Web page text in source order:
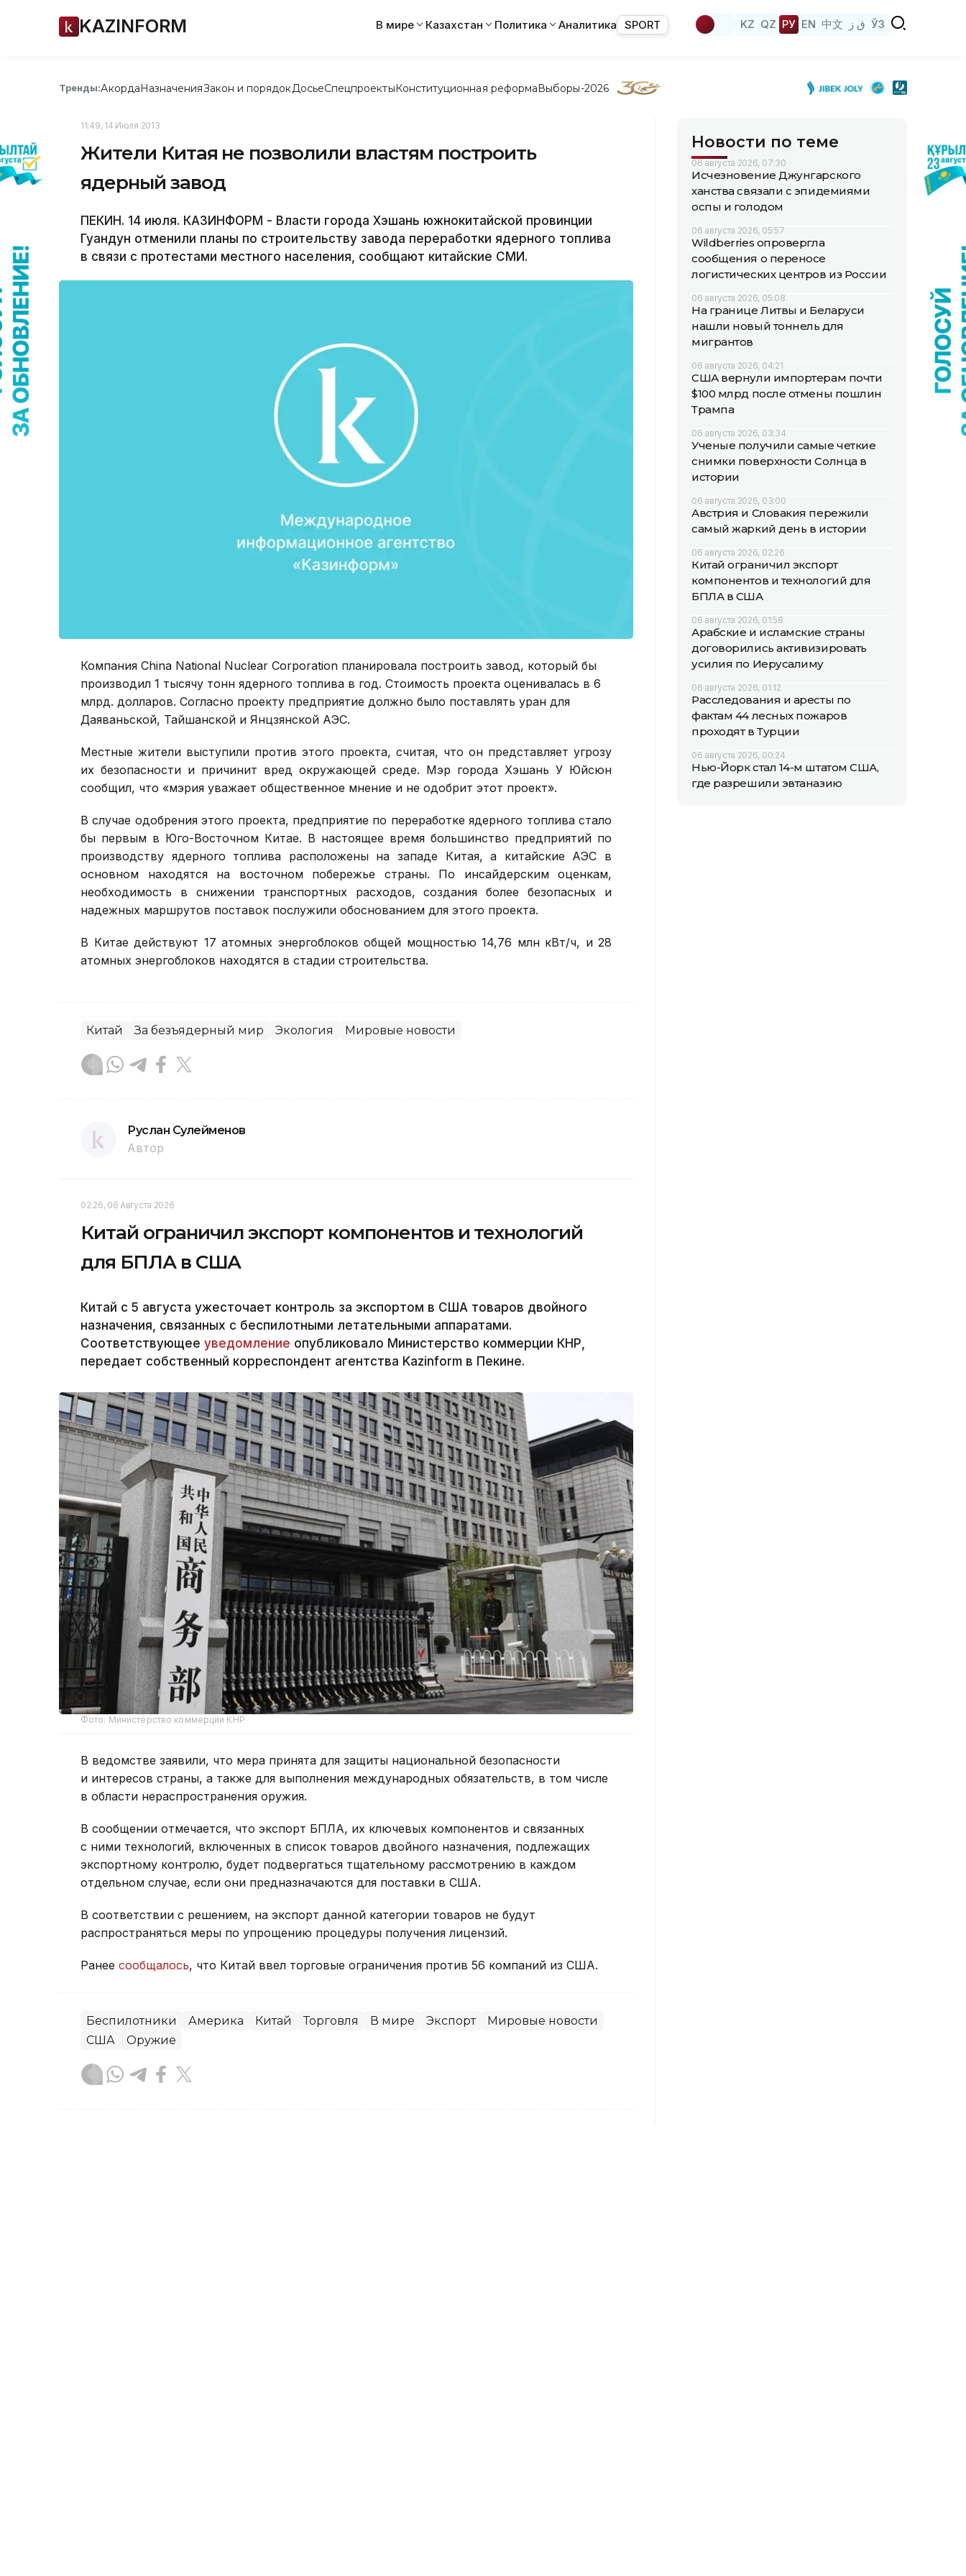
KAZINFORM В мире Казахстан Политика Аналитика SPORT KZ QZ РУ EN 中文 ق ز ЎЗ
Тренды:АкордаНазначенияЗакон и порядок ДосьеСпецпроектыКонституционная реформаВыборы-2026
11:49, 14 Июля 2013
Жители Китая не позволили властям построить
ядерный завод
ПЕКИН. 14 июля. КАЗИНФОРМ - Власти города Хэшань южнокитайской провинции
Гуандун отменили планы по строительству завода переработки ядерного топлива
в связи с протестами местного населения, сообщают китайские СМИ.
Компания China National Nuclear Corporation планировала построить завод, который бы
производил 1 тысячу тонн ядерного топлива в год. Стоимость проекта оценивалась в 6
млрд. долларов. Согласно проекту предприятие должно было поставлять уран для
Даяваньской, Тайшанской и Янцзянской АЭС.
Местные жители выступили против этого проекта, считая, что он представляет угрозу
их безопасности и причинит вред окружающей среде. Мэр города Хэшань У Юйсюн
сообщил, что «мэрия уважает общественное мнение и не одобрит этот проект».
В случае одобрения этого проекта, предприятие по переработке ядерного топлива стало
бы первым в Юго-Восточном Китае. В настоящее время большинство предприятий по
производству ядерного топлива расположены на западе Китая, а китайские АЭС в
основном находятся на восточном побережье страны. По инсайдерским оценкам,
необходимость в снижении транспортных расходов, создания более безопасных и
надежных маршрутов поставок послужили обоснованием для этого проекта.
В Китае действуют 17 атомных энергоблоков общей мощностью 14,76 млн кВт/ч, и 28
атомных энергоблоков находятся в стадии строительства.
Китай За безъядерный мир Экология Мировые новости
Руслан Сулейменов
Автор
02:26, 06 Августа 2026
Китай ограничил экспорт компонентов и технологий
для БПЛА в США
Китай с 5 августа ужесточает контроль за экспортом в США товаров двойного
назначения, связанных с беспилотными летательными аппаратами.
Соответствующее уведомление опубликовало Министерство коммерции КНР,
передает собственный корреспондент агентства Kazinform в Пекине.
Фото: Министерство коммерции КНР
В ведомстве заявили, что мера принята для защиты национальной безопасности
и интересов страны, а также для выполнения международных обязательств, в том числе
в области нераспространения оружия.
В сообщении отмечается, что экспорт БПЛА, их ключевых компонентов и связанных
с ними технологий, включенных в список товаров двойного назначения, подлежащих
экспортному контролю, будет подвергаться тщательному рассмотрению в каждом
отдельном случае, если они предназначаются для поставки в США.
В соответствии с решением, на экспорт данной категории товаров не будут
распространяться меры по упрощению процедуры получения лицензий.
Ранее сообщалось, что Китай ввел торговые ограничения против 56 компаний из США.
Беспилотники Америка Китай Торговля В мире Экспорт
Мировые новости
США
Оружие
Новости по теме
06 августа 2026, 07:30
Исчезновение Джунгарского
ханства связали с эпидемиями
оспы и голодом
06 августа 2026, 05:57
Wildberries опровергла
сообщения о переносе
логистических центров из России
06 августа 2026, 05:08
На границе Литвы и Беларуси
нашли новый тоннель для
мигрантов
06 августа 2026, 04:21
США вернули импортерам почти
$100 млрд после отмены пошлин
Трампа
06 августа 2026, 03:34
Ученые получили самые четкие
снимки поверхности Солнца в
истории
06 августа 2026, 03:00
Австрия и Словакия пережили
самый жаркий день в истории
06 августа 2026, 02:26
Китай ограничил экспорт
компонентов и технологий для
БПЛА в США
06 августа 2026, 01:58
Арабские и исламские страны
договорились активизировать
усилия по Иерусалиму
06 августа 2026, 01:12
Расследования и аресты по
фактам 44 лесных пожаров
проходят в Турции
06 августа 2026, 00:24
Нью-Йорк стал 14-м штатом США,
где разрешили эвтаназию